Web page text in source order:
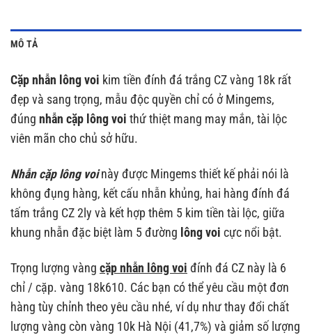
MÔ TẢ
Cặp nhẫn lông voi kim tiền đính đá trắng CZ vàng 18k rất
đẹp và sang trọng, mẫu độc quyền chỉ có ở Mingems,
đúng nhẫn cặp lông voi thứ thiệt mang may mắn, tài lộc
viên mãn cho chủ sở hữu.
Nhẫn cặp lông voinày được Mingems thiết kế phải nói là
không đụng hàng, kết cấu nhẫn khủng, hai hàng đính đá
tấm trắng CZ 2ly và kết hợp thêm 5 kim tiền tài lộc, giữa
khung nhẫn đặc biệt làm 5 đường lông voi cực nổi bật.
Trọng lượng vàng cặp nhẫn lông voi đính đá CZ này là 6
chỉ / cặp. vàng 18k610. Các bạn có thể yêu cầu một đơn
hàng tùy chỉnh theo yêu cầu nhé, ví dụ như thay đổi chất
lượng vàng còn vàng 10k Hà Nội (41,7%) và giảm số lượng